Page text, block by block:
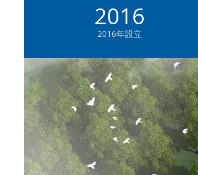
2016
2016年設立